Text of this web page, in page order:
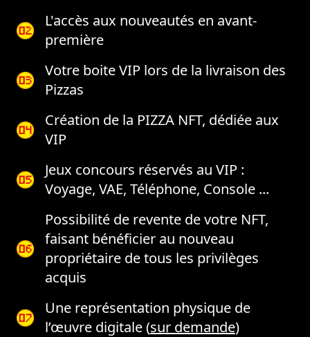
L'accès aux nouveautés en avant-
première
Votre boite VIP lors de la livraison des
Pizzas
Création de la PIZZA NFT, dédiée aux
VIP
Jeux concours réservés au VIP :
Voyage, VAE, Téléphone, Console ...
Possibilité de revente de votre NFT,
faisant bénéficier au nouveau
propriétaire de tous les privilèges
acquis
Une représentation physique de
l’œuvre digitale (sur demande)